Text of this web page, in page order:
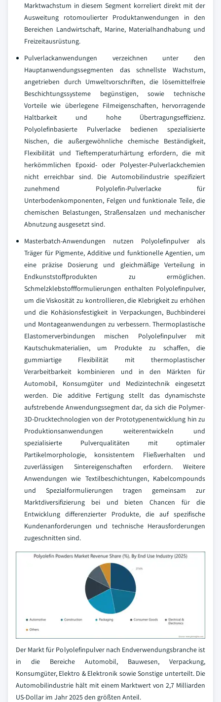
Marktwachstum in diesem Segment korreliert direkt mit der
Ausweitung rotomoulierter Produktanwendungen in den
Bereichen Landwirtschaft, Marine, Materialhandhabung und
Freizeitausrüstung.
Pulverlackanwendungen verzeichnen unter den
Hauptanwendungssegmenten das schnellste Wachstum,
angetrieben durch Umweltvorschriften, die lösemittelfreie
Beschichtungssysteme begünstigen, sowie technische
Vorteile wie überlegene Filmeigenschaften, hervorragende
Haltbarkeit und hohe Übertragungseffizienz.
Polyolefinbasierte Pulverlacke bedienen spezialisierte
Nischen, die außergewöhnliche chemische Beständigkeit,
Flexibilität und Tieftemperaturhärtung erfordern, die mit
herkömmlichen Epoxid- oder Polyester-Pulverlackchemien
nicht erreichbar sind. Die Automobilindustrie spezifiziert
zunehmend Polyolefin-Pulverlacke für
Unterbodenkomponenten, Felgen und funktionale Teile, die
chemischen Belastungen, Straßensalzen und mechanischer
Abnutzung ausgesetzt sind.
Masterbatch-Anwendungen nutzen Polyolefinpulver als
Träger für Pigmente, Additive und funktionelle Agentien, um
eine präzise Dosierung und gleichmäßige Verteilung in
Endkunststoffprodukten zu ermöglichen.
Schmelzklebstoffformulierungen enthalten Polyolefinpulver,
um die Viskosität zu kontrollieren, die Klebrigkeit zu erhöhen
und die Kohäsionsfestigkeit in Verpackungen, Buchbinderei
und Montageanwendungen zu verbessern. Thermoplastische
Elastomerverbindungen mischen Polyolefinpulver mit
Kautschukmaterialien, um Produkte zu schaffen, die
gummiartige Flexibilität mit thermoplastischer
Verarbeitbarkeit kombinieren und in den Märkten für
Automobil, Konsumgüter und Medizintechnik eingesetzt
werden. Die additive Fertigung stellt das dynamischste
aufstrebende Anwendungssegment dar, da sich die Polymer-
3D-Drucktechnologien von der Prototypenentwicklung hin zu
Produktionsanwendungen weiterentwickeln und
spezialisierte Pulverqualitäten mit optimaler
Partikelmorphologie, konsistentem Fließverhalten und
zuverlässigen Sintereigenschaften erfordern. Weitere
Anwendungen wie Textilbeschichtungen, Kabelcompounds
und Spezialformulierungen tragen gemeinsam zur
Marktdiversifizierung bei und bieten Chancen für die
Entwicklung differenzierter Produkte, die auf spezifische
Kundenanforderungen und technische Herausforderungen
zugeschnitten sind.
Der Markt für Polyolefinpulver nach Endverwendungsbranche ist
in die Bereiche Automobil, Bauwesen, Verpackung,
Konsumgüter, Elektro & Elektronik sowie Sonstige unterteilt. Die
Automobilindustrie hält mit einem Marktwert von 2,7 Milliarden
US-Dollar im Jahr 2025 den größten Anteil.